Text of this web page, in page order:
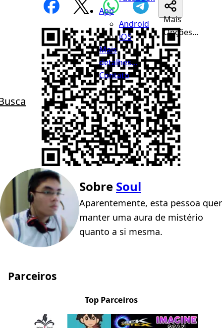
App
Android
iOS
Mais
detalhes...
Contato
Mais
Opções...
Sobre Soul
Aparentemente, esta pessoa quer
manter uma aura de mistério
quanto a si mesma.
Parceiros
Top Parceiros